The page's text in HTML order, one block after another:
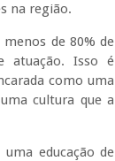
na região.
de 80% de
atuação. Isso é
como uma
cultura que a
educação de